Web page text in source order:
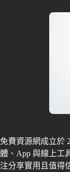
免費資源網成立於
體、App 與線上工
注分享實用且值得